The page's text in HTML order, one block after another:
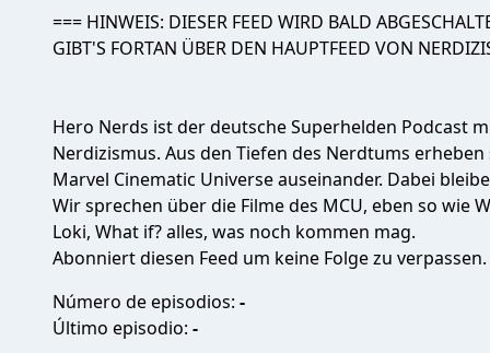
=== HINWEIS: DIESER FEED WIRD BALD
GIBT'S FORTAN ÜBER DEN HAUPTFEED VON
Hero Nerds ist der deutsche Superhelden Podcast
Nerdizismus. Aus den Tiefen des Nerdtums
Marvel Cinematic Universe auseinander. Dabei
Wir sprechen über die Filme des MCU, eben so wie
Loki, What if? alles, was noch kommen mag.
Abonniert diesen Feed um keine Folge zu
Número de episodios: -
Último episodio: -